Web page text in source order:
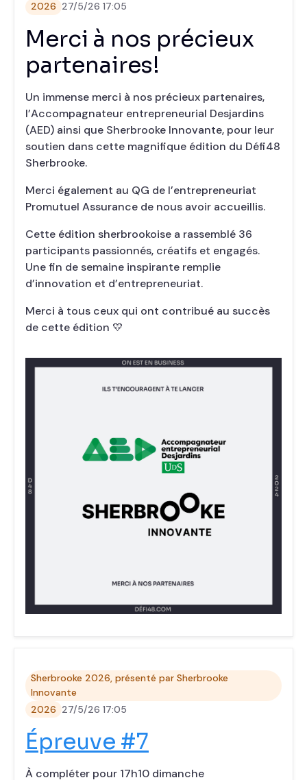
2026 27/5/26 17:05
Merci à nos précieux
partenaires!
Un immense merci à nos précieux partenaires,
l’Accompagnateur entrepreneurial Desjardins
(AED) ainsi que Sherbrooke Innovante, pour leur
soutien dans cette magnifique édition du Défi48
Sherbrooke.
Merci également au QG de l’entrepreneuriat
Promutuel Assurance de nous avoir accueillis.
Cette édition sherbrookoise a rassemblé 36
participants passionnés, créatifs et engagés.
Une fin de semaine inspirante remplie
d’innovation et d’entrepreneuriat.
Merci à tous ceux qui ont contribué au succès
de cette édition 💛
Sherbrooke 2026, présenté par Sherbrooke
Innovante
2026 27/5/26 17:05
‍Épreuve #7
À compléter pour 17h10 dimanche